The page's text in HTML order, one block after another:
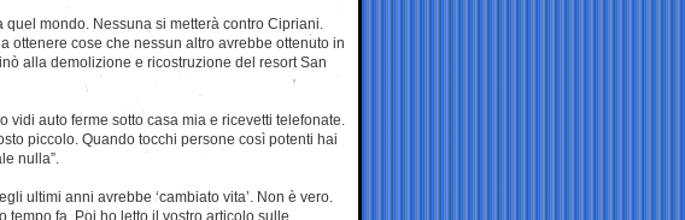
mondo. Nessuna si metterà contro Cipriani.
ottenere cose che nessun altro avrebbe ottenuto in
alla demolizione e ricostruzione del resort San
vidi auto ferme sotto casa mia e ricevetti telefonate.
piccolo. Quando tocchi persone così potenti hai
nulla”.
ultimi anni avrebbe ‘cambiato vita’. Non è vero.
tempo fa. Poi ho letto il vostro articolo sulle